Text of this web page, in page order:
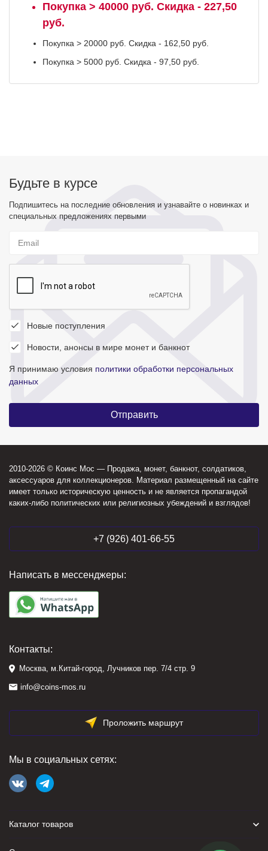
Покупка > 40000 руб. Скидка - 227,50
руб.
Покупка > 20000 руб. Скидка - 162,50 руб.
Покупка > 5000 руб. Скидка - 97,50 руб.
Будьте в курсе
Подпишитесь на последние обновления и узнавайте о новинках и
специальных предложениях первыми
Новые поступления
Новости, анонсы в мире монет и банкнот
Я принимаю условия политики обработки персональных
данных
2010-2026 © Коинс Мос — Продажа, монет, банкнот, солдатиков,
аксессуаров для коллекционеров. Материал размещенный на сайте
имеет только историческую ценность и не является пропагандой
каких-либо политических или религиозных убеждений и взглядов!
+7 (926) 401-66-55
Написать в мессенджеры:
Контакты:
Москва, м.Китай-город, Лучников пер. 7/4 стр. 9
info@coins-mos.ru
Проложить маршрут
Мы в социальных сетях:
Каталог товаров